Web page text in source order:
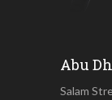
Abu
Salam